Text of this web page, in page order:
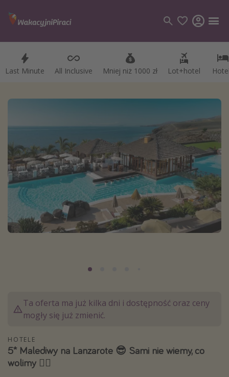
Last Minute All Inclusive Mniej niż 1000 zł Lot+hotel
Kategorie
Wakacje
Rejsy
Kierunki
Grecja
Turcja
Egipt
Azja Południowo-Wschodnia
Tajlandia
Wszystkie kierunki
Rodzaj wyjazdu
Ta oferta ma już kilka dni i dostępność oraz ceny
mogły się już zmienić.
HOTELE
5* Malediwy na Lanzarote 😎 Sami nie wiemy, co
wolimy 🤷‍♀️